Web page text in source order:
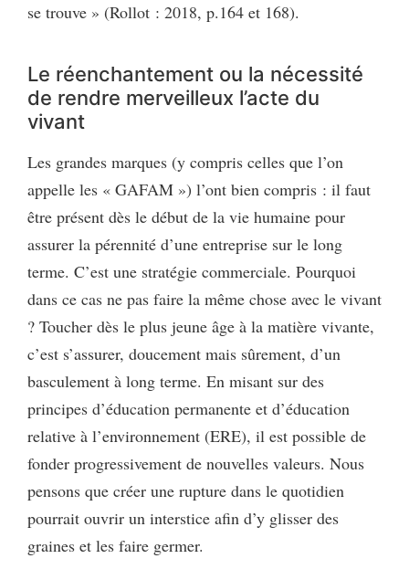
se trouve » (Rollot : 2018, p.164 et 168).
Le réenchantement ou la nécessité
de rendre merveilleux l’acte du
vivant
Les grandes marques (y compris celles que l’on
appelle les « GAFAM ») l’ont bien compris : il faut
être présent dès le début de la vie humaine pour
assurer la pérennité d’une entreprise sur le long
terme. C’est une stratégie commerciale. Pourquoi
dans ce cas ne pas faire la même chose avec le vivant
? Toucher dès le plus jeune âge à la matière vivante,
c’est s’assurer, doucement mais sûrement, d’un
basculement à long terme. En misant sur des
principes d’éducation permanente et d’éducation
relative à l’environnement (ERE), il est possible de
fonder progressivement de nouvelles valeurs. Nous
pensons que créer une rupture dans le quotidien
pourrait ouvrir un interstice afin d’y glisser des
graines et les faire germer.